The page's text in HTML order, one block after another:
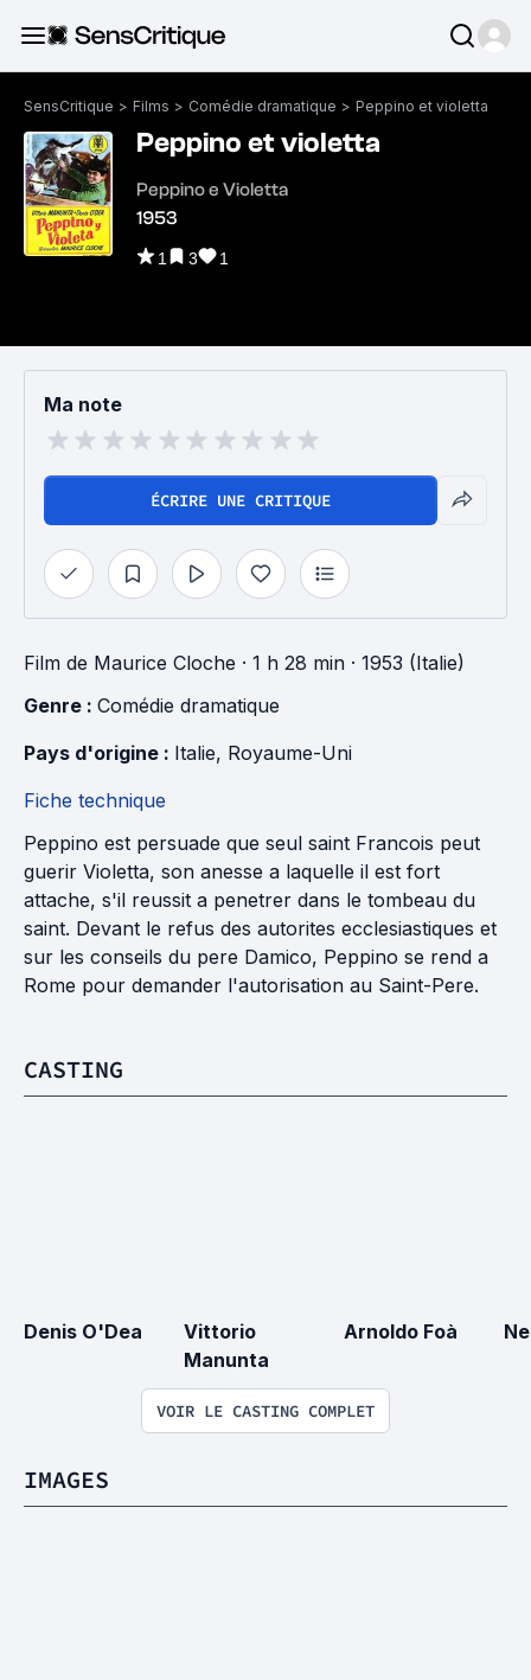
SensCritique > Films > Comédie dramatique > Peppino et violetta
Peppino et violetta
Peppino e Violetta
1953
1 3 1
Ma note
ÉCRIRE UNE CRITIQUE
Film de Maurice Cloche · 1 h 28 min · 1953 (Italie)
Genre : Comédie dramatique
Pays d'origine : Italie, Royaume-Uni
Fiche technique
Peppino est persuade que seul saint Francois peut
guerir Violetta, son anesse a laquelle il est fort
attache, s'il reussit a penetrer dans le tombeau du
saint. Devant le refus des autorites ecclesiastiques et
sur les conseils du pere Damico, Peppino se rend a
Rome pour demander l'autorisation au Saint-Pere.
CASTING
Denis O'Dea
Vittorio
Manunta
Arnoldo Foà
VOIR LE CASTING COMPLET
IMAGES